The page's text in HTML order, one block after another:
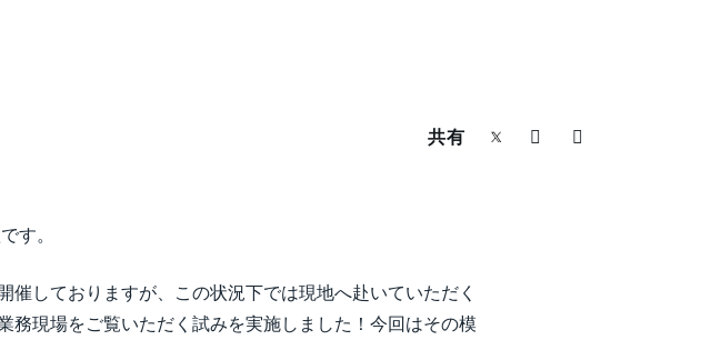
Norway (English)
共有
す。
しておりますが、この状況下では現地へ赴いていただく
務現場をご覧いただく試みを実施しました！今回はその模